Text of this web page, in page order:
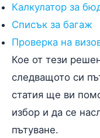
Калкулатор за
Списък за багаж
Проверка на
Кое от тези
следващото си
статия ще ви
избор и да се
пътуване.